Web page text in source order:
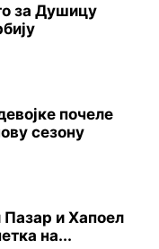
за Душицу
почеле
сезону
Пазар и Хапоел
на...